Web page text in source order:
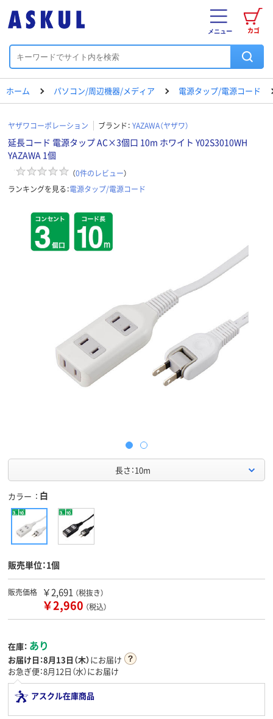
カゴ
メニュー
ホーム パソコン/周辺機器/メディア 電源タップ/電源コード
ヤザワコーポレーション ブランド： YAZAWA（ヤザワ）
延長コード 電源タップ AC×3個口 10m ホワイト Y02S3010WH
YAZAWA 1個
（0件のレビュー）
ランキングを見る：電源タップ/電源コード
長さ：10m
カラー 白
販売単位：1個
販売価格 ￥2,691 （税抜き）
￥2,960 （税込）
在庫： あり
お届け日：8月13日（木）にお届け
お急ぎ便：8月12日（水）にお届け
アスクル在庫商品